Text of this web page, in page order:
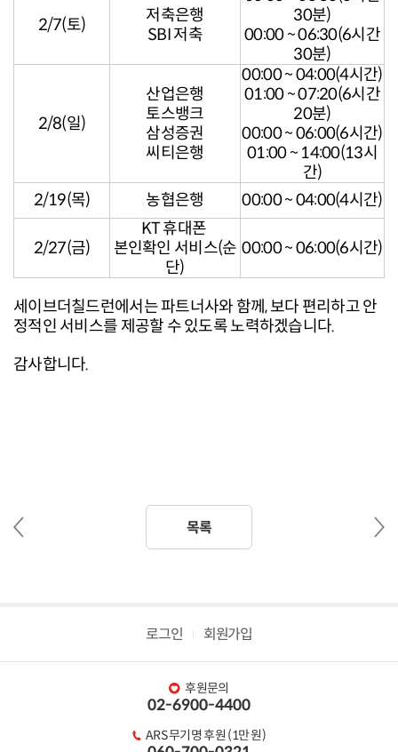
2/7(토)
저축은행
SBI 저축
30분)
00:00 ~ 06:30(6시간
30분)
2/8(일)
산업은행
토스뱅크
삼성증권
씨티은행
00:00 ~ 04:00(4시간)
01:00 ~ 07:20(6시간
20분)
00:00 ~ 06:00(6시간)
01:00 ~ 14:00(13시
간)
2/19(목)
농협은행 00:00 ~ 04:00(4시간)
2/27(금)
KT 휴대폰
본인확인 서비스(순
단)
00:00 ~ 06:00(6시간)
세이브더칠드런에서는 파트너사와 함께, 보다 편리하고 안
정적인 서비스를 제공할 수 있도록 노력하겠습니다.
감사합니다.
목록
로그인 회원가입
후원문의
02-6900-4400
ARS 무기명 후원 (1만 원)